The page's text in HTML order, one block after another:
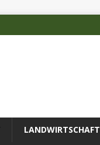
LANDWIRTSCHAFT